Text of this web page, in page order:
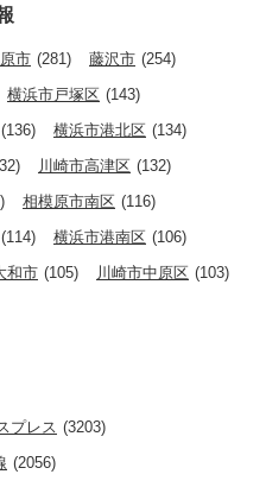
市 (281) 藤沢市 (254)
横浜市戸塚区 (143)
(136) 横浜市港北区 (134)
川崎市高津区 (132)
相模原市南区 (116)
(114) 横浜市港南区 (106)
和市 (105) 川崎市中原区 (103)
プレス (3203)
(2056)